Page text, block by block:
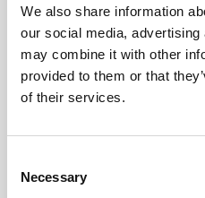
We also share information
our social media,
may combine it with other
provided to them or that
of their services.
Selection
Necessary
Experience ultimate flexibility
the Gartner Magic Quadrant for